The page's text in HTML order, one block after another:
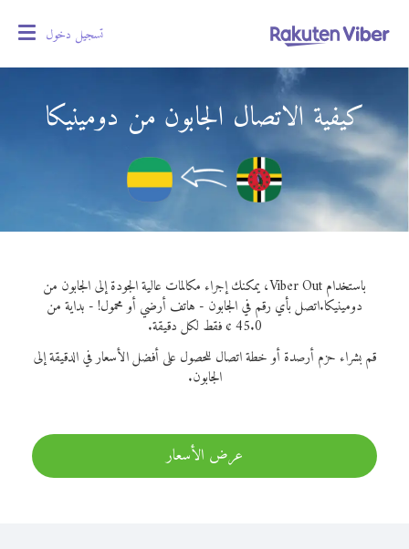
تسجيل دخول
كيفية الاتصال الجابون من دومينيكا
باستخدام Viber Out، يمكنك إجراء مكالمات عالية الجودة إلى الجابون من
دومينيكا.اتصل بأي رقم في الجابون - هاتف أرضي أو محمول! - بداية من
45.0 ¢ فقط لكل دقيقة.
قم بشراء حزم أرصدة أو خطة اتصال للحصول على أفضل الأسعار في الدقيقة إلى
الجابون.
عرض الأسعار